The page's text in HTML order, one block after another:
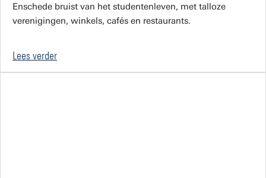
Enschede bruist van het studentenleven, met talloze
verenigingen, winkels, cafés en restaurants.
Lees verder